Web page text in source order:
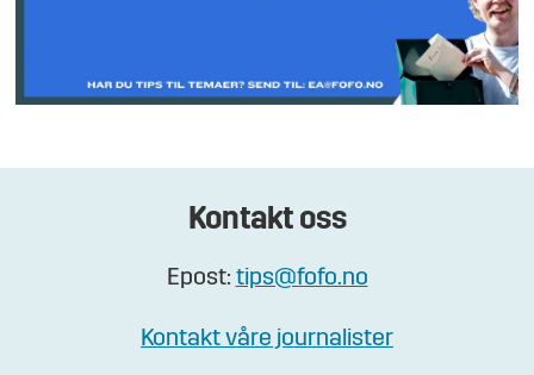
Kontakt oss
Epost: tips@fofo.no
Kontakt våre journalister